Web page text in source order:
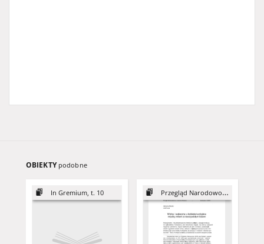
OBIEKTY podobne
In Gremium, t. 10 Przegląd Narodowościowy, 1